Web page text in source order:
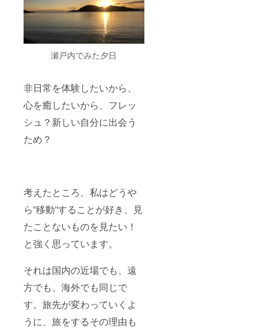
瀬戸内でみた夕日
非日常を体験したいから、
心を癒したいから、フレッ
シュ？新しい自分に出会う
ため？
考えたところ、私はどうや
ら”移動”することが好き、見
たことないものを見たい！
と強く思っています。
それは国内の近場でも、遠
方でも、海外でも同じで
す。旅先が変わっていくよ
うに、旅をするその理由も